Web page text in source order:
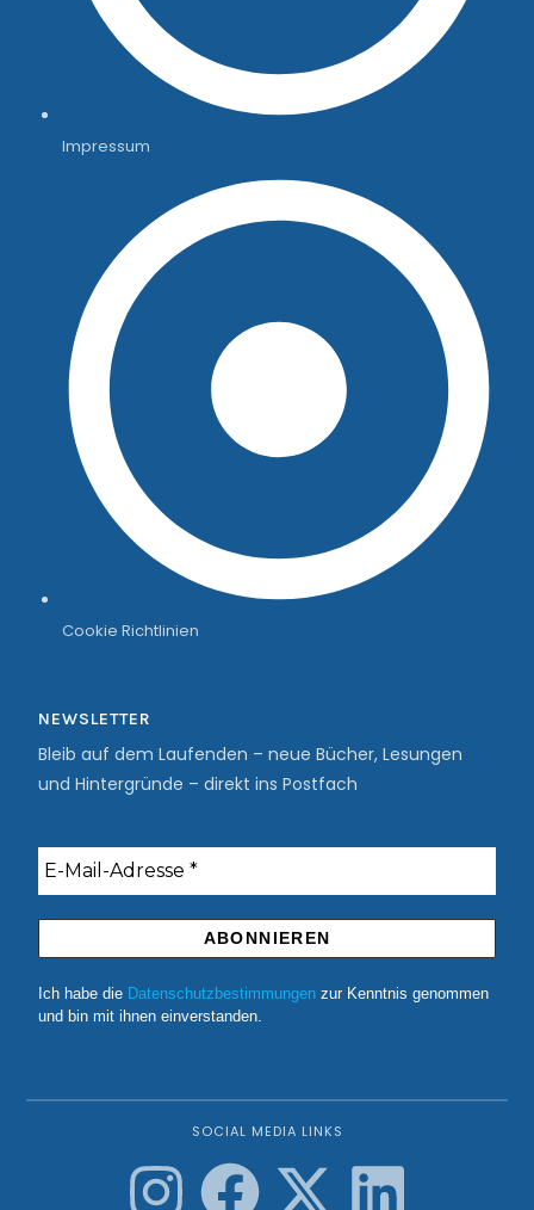
Impressum
Cookie Richtlinien
NEWSLETTER
Bleib auf dem Laufenden – neue Bücher, Lesungen
und Hintergründe – direkt ins Postfach
Ich habe die Datenschutzbestimmungen zur Kenntnis genommen
und bin mit ihnen einverstanden.
SOCIAL MEDIA LINKS